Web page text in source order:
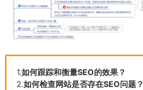
1.如何跟踪和衡量SEO的效果？
2.如何检查网站是否存在SEO问题？